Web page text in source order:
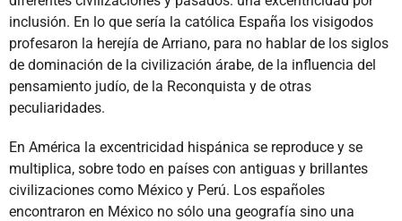
inclusión. En lo que sería la católica España los visigodos
profesaron la herejía de Arriano, para no hablar de los siglos
de dominación de la civilización árabe, de la influencia del
pensamiento judío, de la Reconquista y de otras
peculiaridades.
En América la excentricidad hispánica se reproduce y se
multiplica, sobre todo en países con antiguas y brillantes
civilizaciones como México y Perú. Los españoles
encontraron en México no sólo una geografía sino una